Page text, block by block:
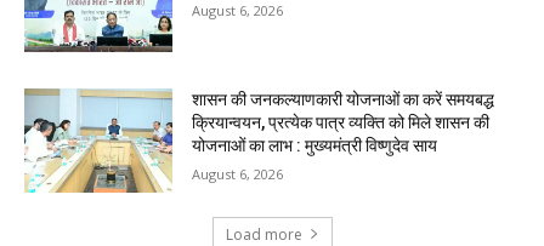
August 6, 2026
शासन की जनकल्याणकारी योजनाओं का करें समयबद्ध
क्रियान्वयन, प्रत्येक पात्र व्यक्ति को मिले शासन की
योजनाओं का लाभ : मुख्यमंत्री विष्णुदेव साय
August 6, 2026
Load more